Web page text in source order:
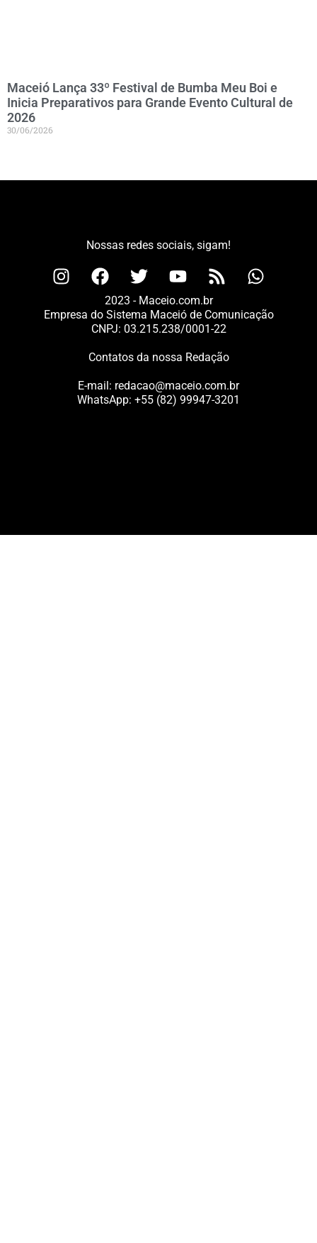
Maceió Lança 33º Festival de Bumba Meu Boi e
Inicia Preparativos para Grande Evento Cultural de
2026
30/06/2026
Nossas redes sociais, sigam!
2023 - Maceio.com.br
Empresa do Sistema Maceió de Comunicação
CNPJ: 03.215.238/0001-22
Contatos da nossa Redação
E-mail: redacao@maceio.com.br
WhatsApp: +55 (82) 99947-3201